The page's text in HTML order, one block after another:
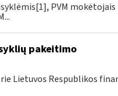
PVM
pakeitimo
Lietuvos Respublikos